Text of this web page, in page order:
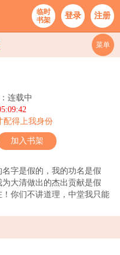
临时
书架
登录 注册
菜单
连载中
配得上我身份
加入书架
字是假的，我的功名是假
大清做出的杰出贡献是假
你们不讲道理，中堂我只能